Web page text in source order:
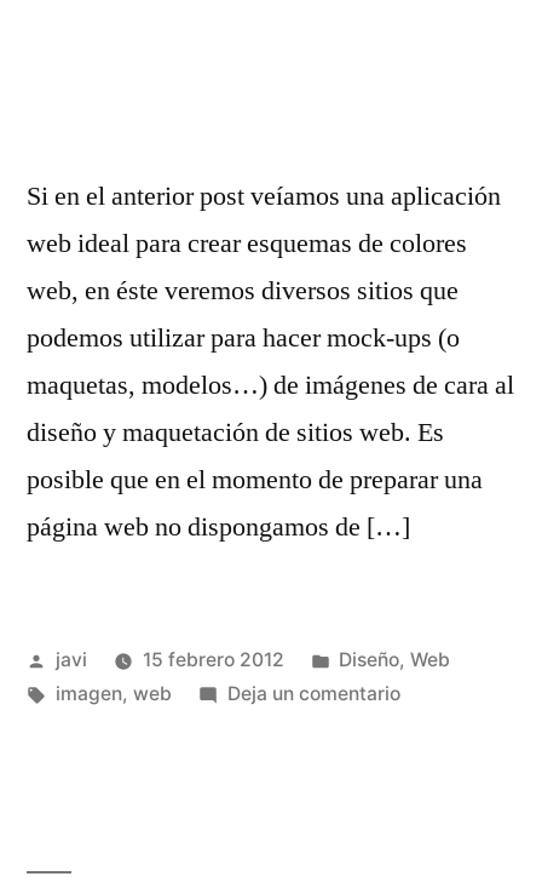
Si en el anterior post veíamos una aplicación
web ideal para crear esquemas de colores
web, en éste veremos diversos sitios que
podemos utilizar para hacer mock-ups (o
maquetas, modelos…) de imágenes de cara al
diseño y maquetación de sitios web. Es
posible que en el momento de preparar una
página web no dispongamos de […]
Publicado
por
javi 15 febrero 2012
Publicado
en
Diseño,Web
Etiquetas:
imagen, web Deja un comentarioen